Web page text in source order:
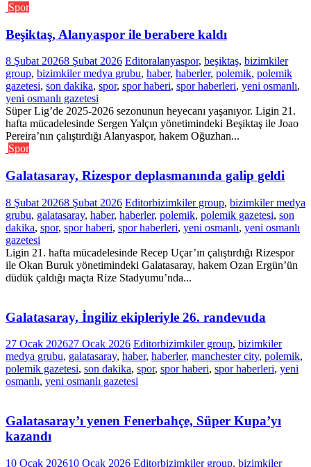
Spor
Beşiktaş, Alanyaspor ile berabere kaldı
8 Şubat 20268 Şubat 2026 Editoralanyaspor, beşiktaş, bizimkiler
group, bizimkiler medya grubu, haber, haberler, polemik, polemik
gazetesi, son dakika, spor, spor haberi, spor haberleri, yeni osmanlı,
yeni osmanlı gazetesi
Süper Lig’de 2025-2026 sezonunun heyecanı yaşanıyor. Ligin 21.
hafta mücadelesinde Sergen Yalçın yönetimindeki Beşiktaş ile Joao
Pereira’nın çalıştırdığı Alanyaspor, hakem Oğuzhan...
Spor
Galatasaray, Rizespor deplasmanında galip geldi
8 Şubat 20268 Şubat 2026 Editorbizimkiler group, bizimkiler medya
grubu, galatasaray, haber, haberler, polemik, polemik gazetesi, son
dakika, spor, spor haberi, spor haberleri, yeni osmanlı, yeni osmanlı
gazetesi
Ligin 21. hafta mücadelesinde Recep Uçar’ın çalıştırdığı Rizespor
ile Okan Buruk yönetimindeki Galatasaray, hakem Ozan Ergün’ün
düdük çaldığı maçta Rize Stadyumu’nda...
Galatasaray, İngiliz ekipleriyle 26. randevuda
27 Ocak 202627 Ocak 2026 Editorbizimkiler group, bizimkiler
medya grubu, galatasaray, haber, haberler, manchester city, polemik,
polemik gazetesi, son dakika, spor, spor haberi, spor haberleri, yeni
osmanlı, yeni osmanlı gazetesi
Galatasaray’ı yenen Fenerbahçe, Süper Kupa’yı
kazandı
10 Ocak 202610 Ocak 2026 Editorbizimkiler group, bizimkiler